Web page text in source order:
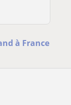
à France